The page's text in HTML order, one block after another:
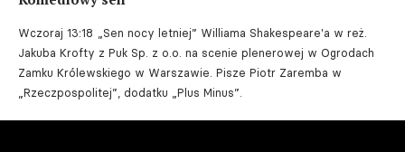
Wczoraj 13:18
„Sen nocy letniej” Williama Shakespeare'a w reż.
Jakuba Krofty z Puk Sp. z o.o. na scenie plenerowej w Ogrodach
Zamku Królewskiego w Warszawie. Pisze Piotr Zaremba w
„Rzeczpospolitej”, dodatku „Plus Minus”.